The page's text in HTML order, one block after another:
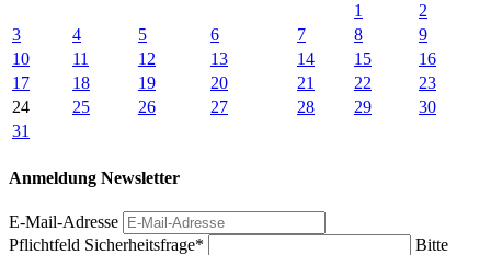
1
2
3
4 5 6 7 8
9
10
11 12 13 14 15
16
17
18 19 20 21 22
23
24
25 26 27 28 29
30
31
Anmeldung Newsletter
E-Mail-Adresse
Pflichtfeld Sicherheitsfrage*
Bitte